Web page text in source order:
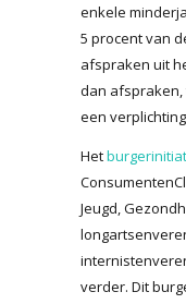
enkele
5 procent van
afspraken uit
dan afspraken,
een
Het
Jeugd,
verder. Dit